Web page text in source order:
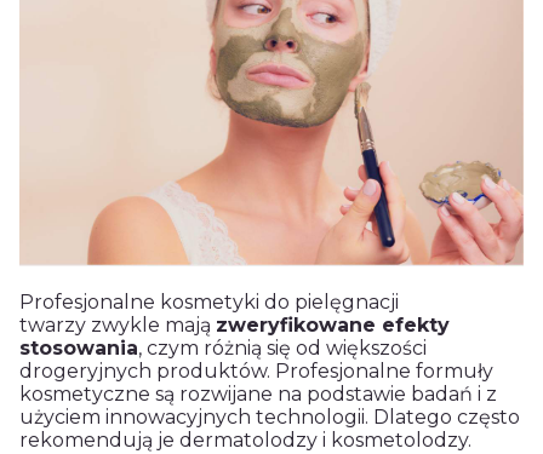
Profesjonalne kosmetyki do pielęgnacji
twarzy zwykle mają zweryfikowane efekty
stosowania, czym różnią się od większości
drogeryjnych produktów. Profesjonalne formuły
kosmetyczne są rozwijane na podstawie badań i z
użyciem innowacyjnych technologii. Dlatego często
rekomendują je dermatolodzy i kosmetolodzy.